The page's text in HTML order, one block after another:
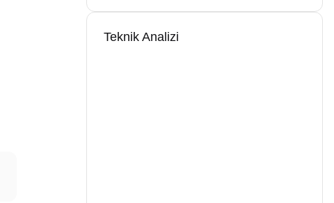
Teknik Analizi